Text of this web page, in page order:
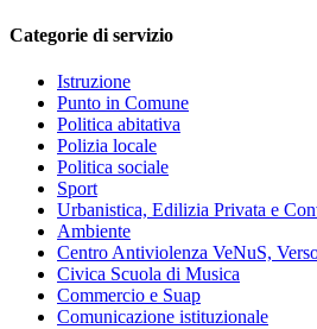
Categorie di servizio
Istruzione
Punto in Comune
Politica abitativa
Polizia locale
Politica sociale
Sport
Urbanistica, Edilizia Privata e
Ambiente
Centro Antiviolenza VeNuS,
Civica Scuola di Musica
Commercio e Suap
Comunicazione istituzionale